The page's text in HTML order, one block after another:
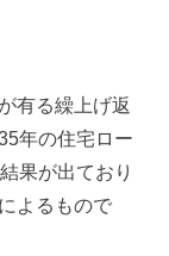
有る繰上げ返
年の住宅ロー
果が出ており
よるもので